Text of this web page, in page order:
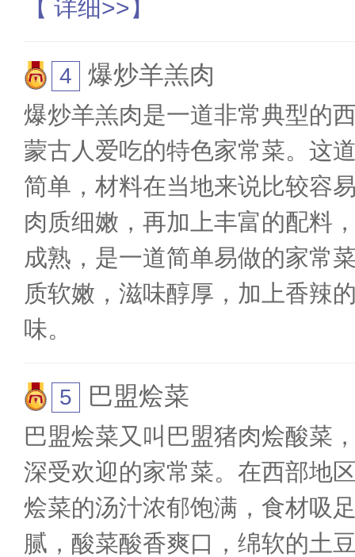
【 详细>>】
爆炒羊羔肉
爆炒羊羔肉是一道非常典型的
蒙古人爱吃的特色家常菜。这
简单，材料在当地来说比较容
肉质细嫩，再加上丰富的配料
成熟，是一道简单易做的家常
质软嫩，滋味醇厚，加上香辣
味。
巴盟烩菜
巴盟烩菜又叫巴盟猪肉烩酸菜
深受欢迎的家常菜。在西部地
烩菜的汤汁浓郁饱满，食材吸
腻，酸菜酸香爽口，绵软的土